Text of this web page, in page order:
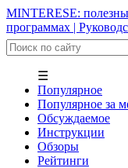
MINTERESE:
программах |
☰
Популярное
Популярное за
Обсуждаемое
Инструкции
Обзоры
Рейтинги